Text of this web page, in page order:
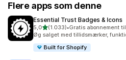
Flere apps som denne
Essential Trust Badges & Icons
5,0ud af 5 stjerner
(1.033)
1033 anmeldelser i alt
•Gratis abonnement
Øg salget med tillidsmærker,
Built for Shopify